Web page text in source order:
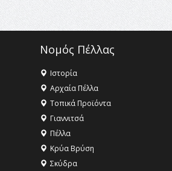
Νομός Πέλλας
Ιστορία
Αρχαία Πέλλα
Τοπικά Προϊόντα
Γιαννιτσά
Πέλλα
Κρύα Βρύση
Σκύδρα